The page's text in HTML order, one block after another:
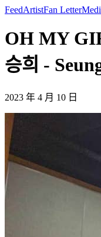
FeedArtistFan Letter
OH MY
승희 -
2023 年 4 月 10 日